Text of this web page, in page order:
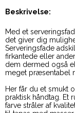
Beskrivelse:
Med et
det giver dig
Serveringsfade
firkantede eller
dem dermed også
meget præsentabel
Her får du et smukt
praktisk håndtag.
farve stråler af